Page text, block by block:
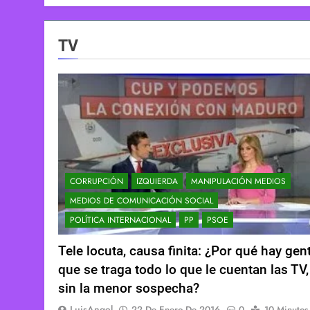
TV
CORRUPCIÓN IZQUIERDA
MANIPULACIÓN MEDIOS
MEDIOS DE COMUNICACIÓN SOCIAL
POLÍTICA INTERNACIONAL
PP PSOE
Tele locuta, causa finita: ¿Por qué hay
que se traga todo lo que le cuentan las TV,
sin la menor sospecha?